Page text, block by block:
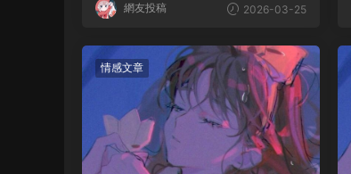
網友投稿 2026-03-25
情感文章